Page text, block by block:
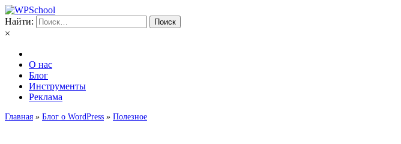
Найти:
×
О нас
Блог
Инструменты
Реклама
Главная » Блог о WordPress » Полезное